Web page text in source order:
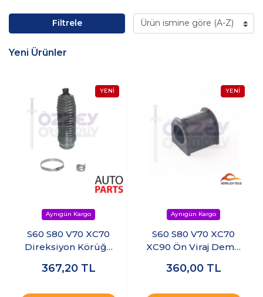
Filtrele
Yeni Ürünler
S60 S80 V70 XC70
Direksiyon Körüğü
367,20 TL
S60 S80 V70 XC70
XC90 Ön Viraj Demir
360,00 TL